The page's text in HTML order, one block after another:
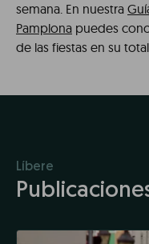
semana. En nuestra
Pamplona puedes
de las fiestas en su
Líbere